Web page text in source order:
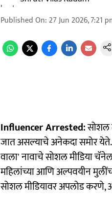
Published On: 27 Jun 2026, 7:21
Influencer Arrested:सोशल
जात असल्याचे अनेकदा समोर
वाला' नावाचे सोशल मीडिया
महिलांच्या आणि अल्पवयीन
सोशल मीडियावर अपलोड करणे,